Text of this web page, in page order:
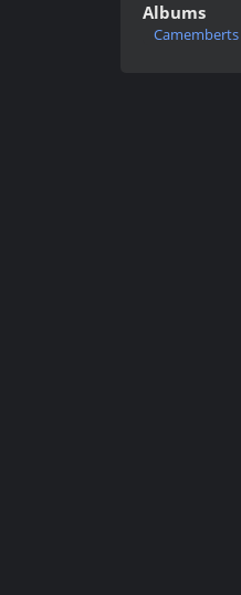
Albums
Camemberts